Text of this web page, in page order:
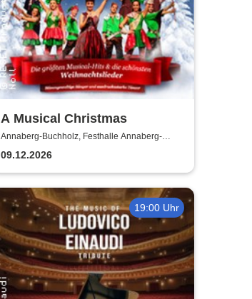
A Musical Christmas
Annaberg-Buchholz, Festhalle Annaberg-
Buchholz
09.12.2026
19:00 Uhr